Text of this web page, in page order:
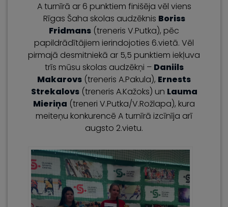
A turnīrā ar 6 punktiem finišēja vēl viens
Rīgas Šaha skolas audzēknis Boriss
Fridmans (treneris V.Putka), pēc
papildrādītājiem ierindojoties 6.vietā. Vēl
pirmajā desmitniekā ar 5,5 punktiem iekļuva
trīs mūsu skolas audzēkņi – Daniils
Makarovs (treneris A.Pakula), Ernests
Strekalovs(treneris A.Kažoks) un Lauma
Mieriņa (treneri V.Putka/V.Rožlapa), kura
meiteņu konkurencē A turnīrā izcīnīja arī
augsto 2.vietu.